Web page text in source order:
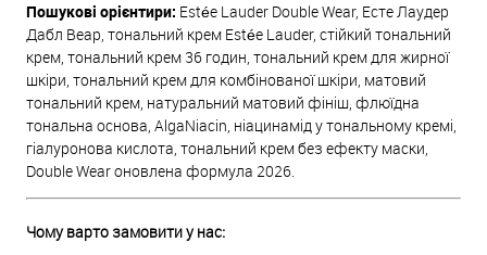
Пошукові орієнтири: Estée Lauder Double Wear, Есте Лаудер
Дабл Веар, тональний крем Estée Lauder, стійкий тональний
крем, тональний крем 36 годин, тональний крем для жирної
шкіри, тональний крем для комбінованої шкіри, матовий
тональний крем, натуральний матовий фініш, флюїдна
тональна основа, AlgaNiacin, ніацинамід у тональному кремі,
гіалуронова кислота, тональний крем без ефекту маски,
Double Wear оновлена формула 2026.
Чому варто замовити у нас: